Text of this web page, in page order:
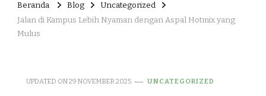
Beranda Blog
Uncategorized
Jalan di Kampus Lebih Nyaman dengan Aspal Hotmix yang
Mulus
UPDATED ON29 NOVEMBER 2025 UNCATEGORIZED